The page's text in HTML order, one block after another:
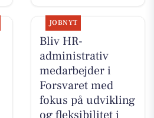
JOBNYT
Bliv HR-
administrativ
medarbejder i
Forsvaret med
fokus på udvikling